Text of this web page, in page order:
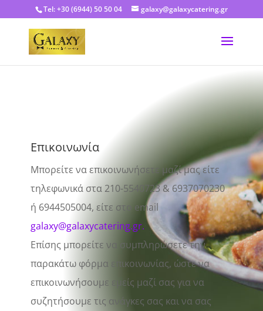
Tel: +30 (6944) 50 50 04 galaxy@galaxycatering.gr
Επικοινωνία
Μπορείτε να επικοινωνήσετε μαζί μας είτε
τηλεφωνικά στα 210-5540723 & 6937070230
ή 6944505004, είτε στο email
galaxy@galaxycatering.gr.
Επίσης μπορείτε να συμπληρώσετε την
παρακάτω φόρμα επικοινωνίας, ώστε να
επικοινωνήσουμε εμείς μαζί σας για να
συζητήσουμε τις ανάγκες σας και να σας